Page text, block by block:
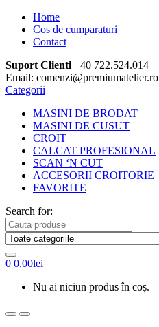
Home
Cos de cumparaturi
Contact
Suport Clienti +40 722.524.014
Email: comenzi@premiumatelier.ro
Categorii
MASINI DE BRODAT
MASINI DE CUSUT
CROIT
CALCAT PROFESIONAL
SCAN ‘N CUT
ACCESORII CROITORIE
FAVORITE
Search for:
0 0,00lei
Nu ai niciun produs în coș.